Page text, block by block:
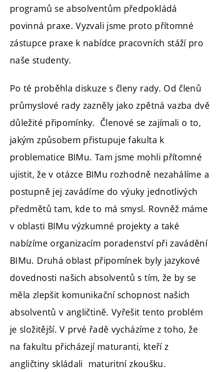
programů se absolventům předpokládá
povinná praxe. Vyzvali jsme proto přítomné
zástupce praxe k nabídce pracovních stáží pro
naše studenty.
Po té proběhla diskuze s členy rady. Od členů
průmyslové rady zazněly jako zpětná vazba dvě
důležité připomínky. Členové se zajímali o to,
jakým způsobem přistupuje fakulta k
problematice BIMu. Tam jsme mohli přítomné
ujistit, že v otázce BIMu rozhodně nezahálíme a
postupně jej zavádíme do výuky jednotlivých
předmětů tam, kde to má smysl. Rovněž máme
v oblasti BIMu výzkumné projekty a také
nabízíme organizacím poradenství při zavádění
BIMu. Druhá oblast připomínek byly jazykové
dovednosti našich absolventů s tím, že by se
měla zlepšit komunikační schopnost našich
absolventů v angličtině. Vyřešit tento problém
je složitější. V prvé řadě vycházíme z toho, že
na fakultu přicházejí maturanti, kteří z
angličtiny skládali maturitní zkoušku.